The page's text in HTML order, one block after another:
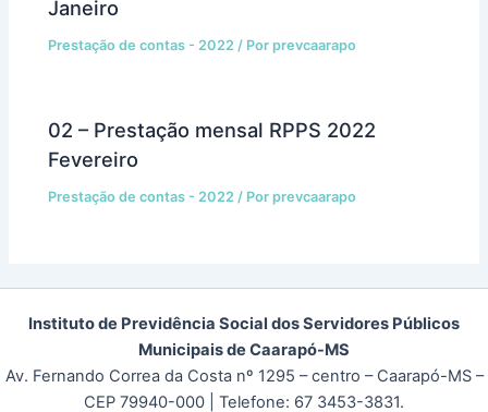
Janeiro
Prestação de contas - 2022 / Porprevcaarapo
02 – Prestação mensal RPPS 2022
Fevereiro
Prestação de contas - 2022 / Porprevcaarapo
Instituto de Previdência Social dos Servidores Públicos
Municipais de Caarapó-MS
Av. Fernando Correa da Costa nº 1295 – centro – Caarapó-MS –
CEP 79940-000
| Telefone: 67 3453-3831.